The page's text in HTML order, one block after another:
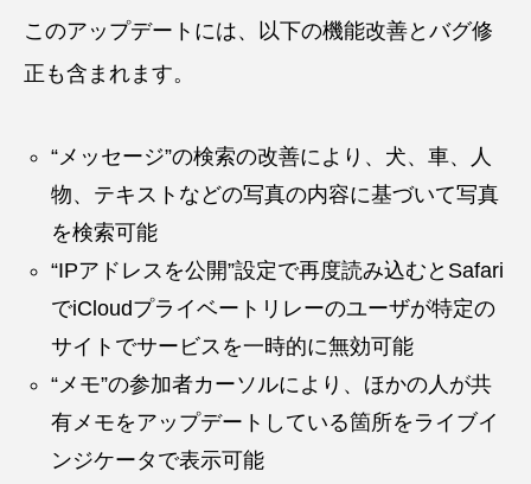
このアップデートには、以下の機能改善とバグ修
正も含まれます。
“メッセージ”の検索の改善により、犬、車、人
物、テキストなどの写真の内容に基づいて写真
を検索可能
“IPアドレスを公開”設定で再度読み込むとSafari
でiCloudプライベートリレーのユーザが特定の
サイトでサービスを一時的に無効可能
“メモ”の参加者カーソルにより、ほかの人が共
有メモをアップデートしている箇所をライブイ
ンジケータで表示可能